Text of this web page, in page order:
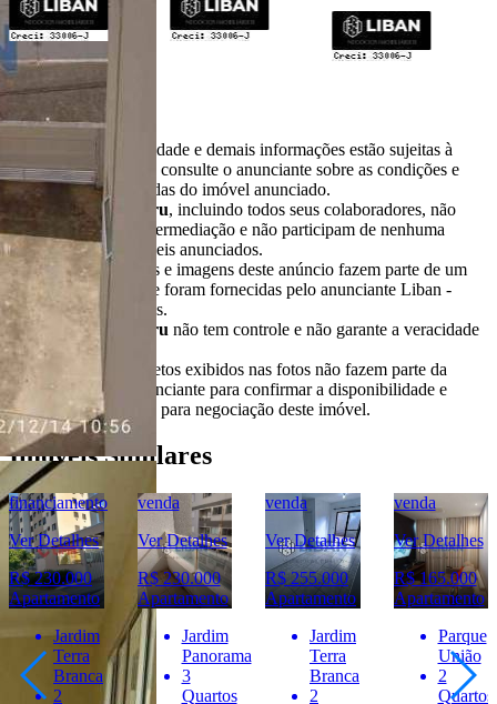
Importante
* Valores, disponibilidade e demais informações estão sujeitas à
alterações. SEMPRE consulte o anunciante sobre as condições e
informações atualizadas do imóvel anunciado.
Portal Casa Bauru, incluindo todos seus colaboradores, não
realizam qualquer intermediação e não participam de nenhuma
negociação dos imóveis anunciados.
Todas as informações e imagens deste anúncio fazem parte de um
anúncio publicitário e foram fornecidas pelo anunciante Liban -
Negócios Imobiliários.
O
Portal Casa Bauru não tem controle e não garante a veracidade
destas informações.
Móveis e demais objetos exibidos nas fotos não fazem parte da
oferta. Contate o anunciante para confirmar a disponibilidade e
condições detalhadas para negociação deste imóvel.
Imóveis Similares
Detalhes
230.000
Jardim
Terra
Branca
2
venda
Ver Detalhes
R$ 230.000
Apartamento
Jardim
Panorama
Quartos
venda
Ver Detalhes
R$ 255.000
Apartamento
Jardim
Terra
Branca
venda
Ver Detalhes
R$ 165.000
Apartamento
Parque
União
Quartos